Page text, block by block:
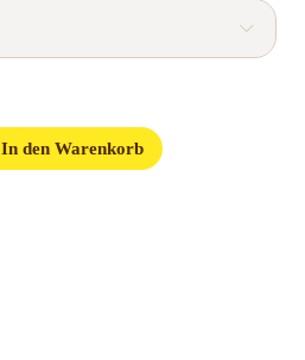

In den Warenkorb